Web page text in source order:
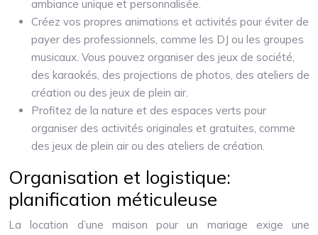
ambiance unique et personnalisée.
Créez vos propres animations et activités pour éviter de
payer des professionnels, comme les DJ ou les groupes
musicaux. Vous pouvez organiser des jeux de société,
des karaokés, des projections de photos, des ateliers de
création ou des jeux de plein air.
Profitez de la nature et des espaces verts pour
organiser des activités originales et gratuites, comme
des jeux de plein air ou des ateliers de création.
Organisation et logistique:
planification méticuleuse
La location d’une maison pour un mariage exige une